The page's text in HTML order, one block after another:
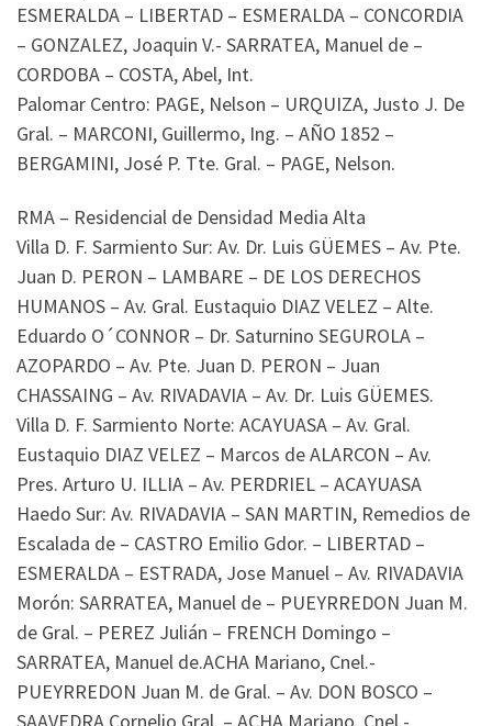
ESMERALDA – LIBERTAD – ESMERALDA – CONCORDIA
– GONZALEZ, Joaquin V.- SARRATEA, Manuel de –
CORDOBA – COSTA, Abel, Int.
Palomar Centro: PAGE, Nelson – URQUIZA, Justo J. De
Gral. – MARCONI, Guillermo, Ing. – AÑO 1852 –
BERGAMINI, José P. Tte. Gral. – PAGE, Nelson.
RMA – Residencial de Densidad Media Alta
Villa D. F. Sarmiento Sur: Av. Dr. Luis GÜEMES – Av. Pte.
Juan D. PERON – LAMBARE – DE LOS DERECHOS
HUMANOS – Av. Gral. Eustaquio DIAZ VELEZ – Alte.
Eduardo O´CONNOR – Dr. Saturnino SEGUROLA –
AZOPARDO – Av. Pte. Juan D. PERON – Juan
CHASSAING – Av. RIVADAVIA – Av. Dr. Luis GÜEMES.
Villa D. F. Sarmiento Norte: ACAYUASA – Av. Gral.
Eustaquio DIAZ VELEZ – Marcos de ALARCON – Av.
Pres. Arturo U. ILLIA – Av. PERDRIEL – ACAYUASA
Haedo Sur: Av. RIVADAVIA – SAN MARTIN, Remedios de
Escalada de – CASTRO Emilio Gdor. – LIBERTAD –
ESMERALDA – ESTRADA, Jose Manuel – Av. RIVADAVIA
Morón: SARRATEA, Manuel de – PUEYRREDON Juan M.
de Gral. – PEREZ Julián – FRENCH Domingo –
SARRATEA, Manuel de.ACHA Mariano, Cnel.-
PUEYRREDON Juan M. de Gral. – Av. DON BOSCO –